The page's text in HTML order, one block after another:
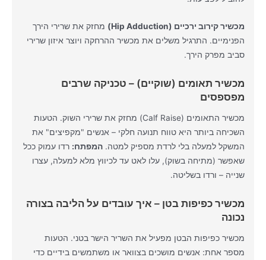
מכשיר קירוב ירכיים (Hip Adduction)
מחזק את שרירי הירך
הפנימיים. התרגיל משלים את מכשיר ההרחקה ויוצר איזון שרירי
סביב מפרק הירך.
מכשיר תאומים (שוקיים) – טכניקה שרבים
מפספסים
מכשיר התאומים (Calf Raise) מחזק את שרירי השוק. הטעות
השכיחה ביותר היא טווח תנועה חלקי – אנשים "מקפיצים" את
המשקל למעלה בלי לרדת מספיק למטה.המפתח: רדו עמוק ככל
שאפשר (מתיחה בשוק), עלו לאט עד לכיווץ מלא למעלה, עצרו
שנייה – ורדו בשליטה.
מכשיר כפיפות בטן – איך עובדים על הליבה בצורה
נכונה
מכשיר כפיפות הבטן מפעיל את השריר הישר בטני. הטעות
מספר אחת: אנשים מושכים בצוואר או משתמשים בידיים כדי